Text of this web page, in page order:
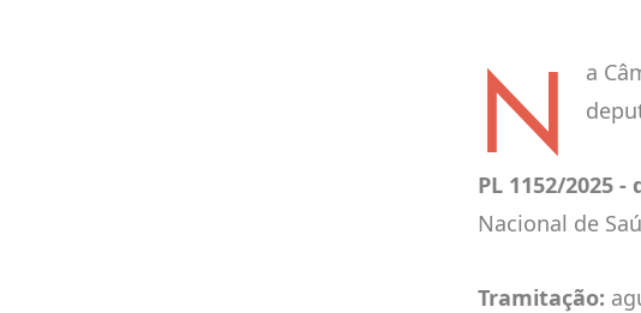
N
a
PL 1152/2025
Nacional de
Tramitação: